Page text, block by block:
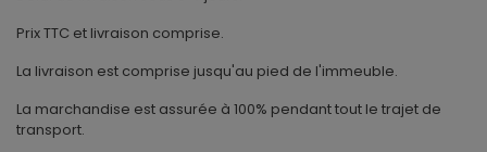
Prix TTC et livraison comprise.
La livraison est comprise jusqu'au pied de l'immeuble.
La marchandise est assurée à 100% pendant tout le trajet de
transport.